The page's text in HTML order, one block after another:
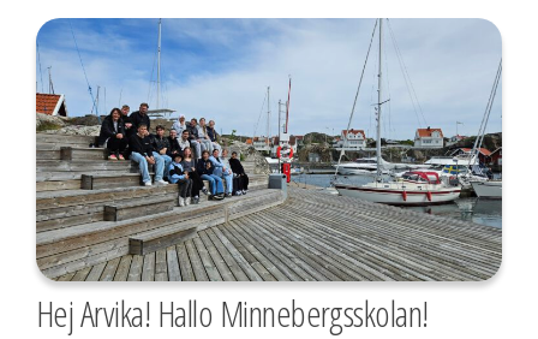
Hej Arvika! Hallo Minnebergsskolan!